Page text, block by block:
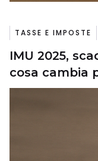
TASSE E IMPOSTE
IMU 2025,
cosa cambia